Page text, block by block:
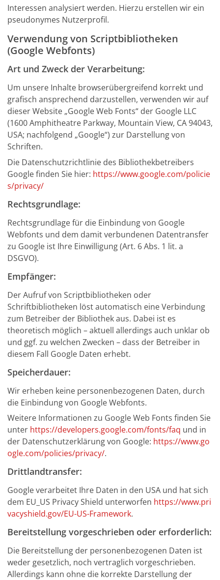
Interessen analysiert werden. Hierzu erstellen wir ein
pseudonymes Nutzerprofil.
Verwendung von Scriptbibliotheken
(Google Webfonts)
Art und Zweck der Verarbeitung:
Um unsere Inhalte browserübergreifend korrekt und
grafisch ansprechend darzustellen, verwenden wir auf
dieser Website „Google Web Fonts“ der Google LLC
(1600 Amphitheatre Parkway, Mountain View, CA 94043,
USA; nachfolgend „Google“) zur Darstellung von
Schriften.
Die Datenschutzrichtlinie des Bibliothekbetreibers
Google finden Sie hier: https://www.google.com/policie
s/privacy/
Rechtsgrundlage:
Rechtsgrundlage für die Einbindung von Google
Webfonts und dem damit verbundenen Datentransfer
zu Google ist Ihre Einwilligung (Art. 6 Abs. 1 lit. a
DSGVO).
Empfänger:
Der Aufruf von Scriptbibliotheken oder
Schriftbibliotheken löst automatisch eine Verbindung
zum Betreiber der Bibliothek aus. Dabei ist es
theoretisch möglich – aktuell allerdings auch unklar ob
und ggf. zu welchen Zwecken – dass der Betreiber in
diesem Fall Google Daten erhebt.
Speicherdauer:
Wir erheben keine personenbezogenen Daten, durch
die Einbindung von Google Webfonts.
Weitere Informationen zu Google Web Fonts finden Sie
unter https://developers.google.com/fonts/faq und in
der Datenschutzerklärung von Google: https://www.go
ogle.com/policies/privacy/.
Drittlandtransfer:
Google verarbeitet Ihre Daten in den USA und hat sich
dem EU_US Privacy Shield unterworfen https://www.pri
vacyshield.gov/EU-US-Framework.
Bereitstellung vorgeschrieben oder erforderlich:
Die Bereitstellung der personenbezogenen Daten ist
weder gesetzlich, noch vertraglich vorgeschrieben.
Allerdings kann ohne die korrekte Darstellung der